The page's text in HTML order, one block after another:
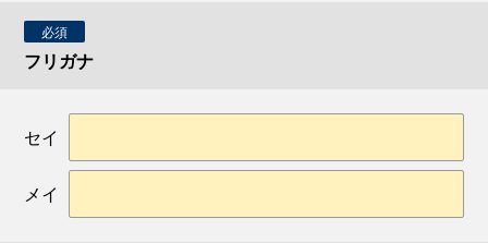
必須
フリガナ
セイ
メイ